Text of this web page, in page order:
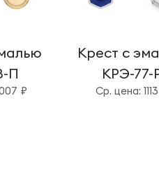
П
₽
Крест с
КРЭ-77-
Cр. цена: